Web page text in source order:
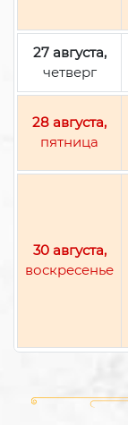
27 августа,
четверг
28 августа,
пятница
30 августа,
воскресенье